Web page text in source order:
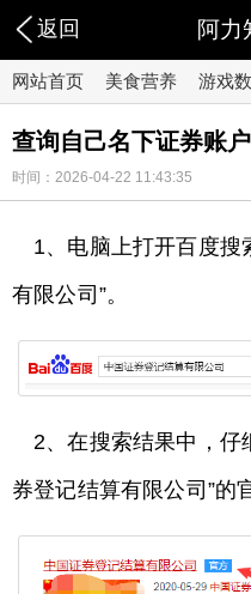
返回 阿力
网站首页 美食营养 游戏
查询自己名下证券账户
时间：2026-04-22 11:43:35
1、电脑上打开百度搜
有限公司”。
2、在搜索结果中，仔
券登记结算有限公司”的